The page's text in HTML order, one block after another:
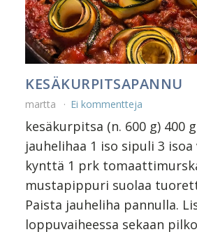
KESÄKURPITSAPANNU
martta Ei kommentteja
kesäkurpitsa (n. 600 g) 400
jauhelihaa 1 iso sipuli 3
kynttä 1 prk
mustapippuri suolaa
Paista jauheliha pannulla.
loppuvaiheessa sekaan